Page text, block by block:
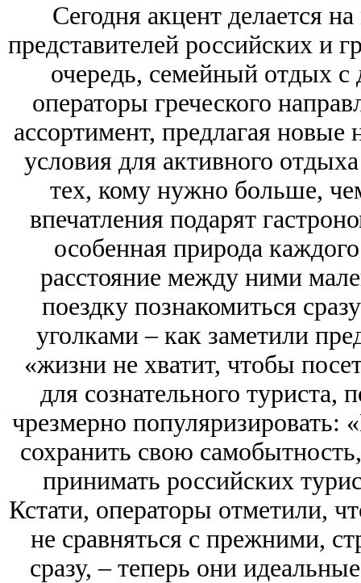
Сегодня акцент делается
представителей российских и
очередь, семейный отдых
операторы греческого
ассортимент, предлагая
условия для активного
тех, кому нужно больше,
впечатления подарят
особенная природа
расстояние между ними
поездку познакомиться
уголками – как заметили
«жизни не хватит, чтобы
для сознательного туриста,
чрезмерно
сохранить свою
принимать российских
Кстати, операторы отметили,
не сравняться с прежними,
сразу, – теперь они